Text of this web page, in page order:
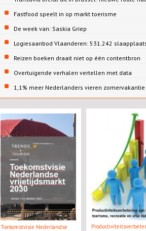
Fastfood speelt in op markt toerisme
De week van: Saskia Griep
Logiesaanbod Vlaanderen: 531.242
Reizen boeken draait niet op één contentbron
Overtuigende verhalen vertellen met data
1,1% meer Nederlanders vieren zomervakantie
Toekomstvisie Nederlandse